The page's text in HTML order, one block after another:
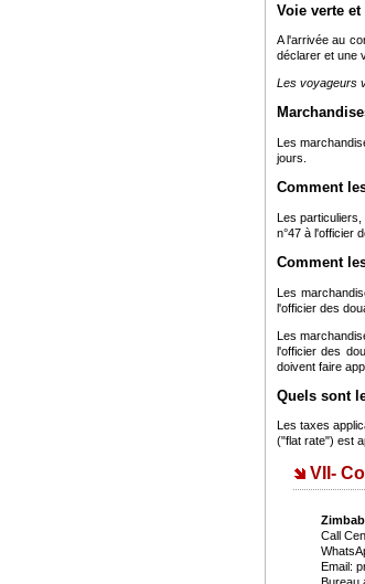
Voie verte
A l'arrivée au
déclarer et une
Les voyageurs
Les
jours.
Comment
Les
n°47 à l'officier
Comment
Les
l'officier des
Les
l'officier des
doivent faire
Quels sont
Les taxes
("flat rate") est
VII-
Call
Email: